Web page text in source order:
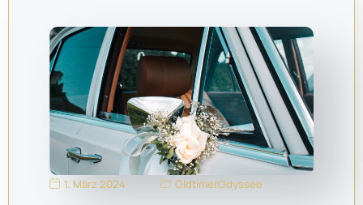
1. März 2024 OldtimerOdyssee